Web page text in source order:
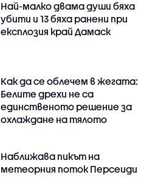
Най-малко двама души бяха
убити и 13 бяха ранени при
експлозия край Дамаск
Как да се облечем в жегата:
Белите дрехи не са
единственото решение за
охлаждане на тялото
Наближава пикът на
метеорния поток Персеиди